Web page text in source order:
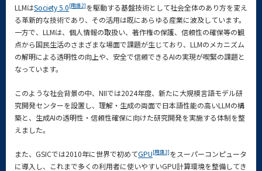
LLMはSociety 5.0[用語2]を駆動する基盤技術として社会全体のあり方を変え
る革新的な技術であり、その活用は既にあらゆる産業に波及しています。
一方で、LLMは、個人情報の取扱い、著作権の保護、信頼性の確保等の観
点から国民生活のさまざまな場面で課題が生じており、LLMのメカニズム
の解明による透明性の向上や、安全で信頼できるAIの実現が喫緊の課題と
なっています。
このような社会背景の中、NIIでは2024年度、新たに大規模言語モデル研
究開発センターを設置し、理解・生成の両面で日本語性能の高いLLMの構
築と、生成AIの透明性・信頼性確保に向けた研究開発を実施する体制を整
えました。
また、GSICでは2010年に世界で初めてGPU[用語3]をスーパーコンピュータ
に導入し、これまで多くの利用者に使いやすいGPU計算環境を整備してき